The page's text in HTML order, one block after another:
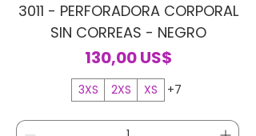
3011 - PERFORADORA CORPORAL
SIN CORREAS - NEGRO
Precio
130,00 US$
3XS 2XS XS +7